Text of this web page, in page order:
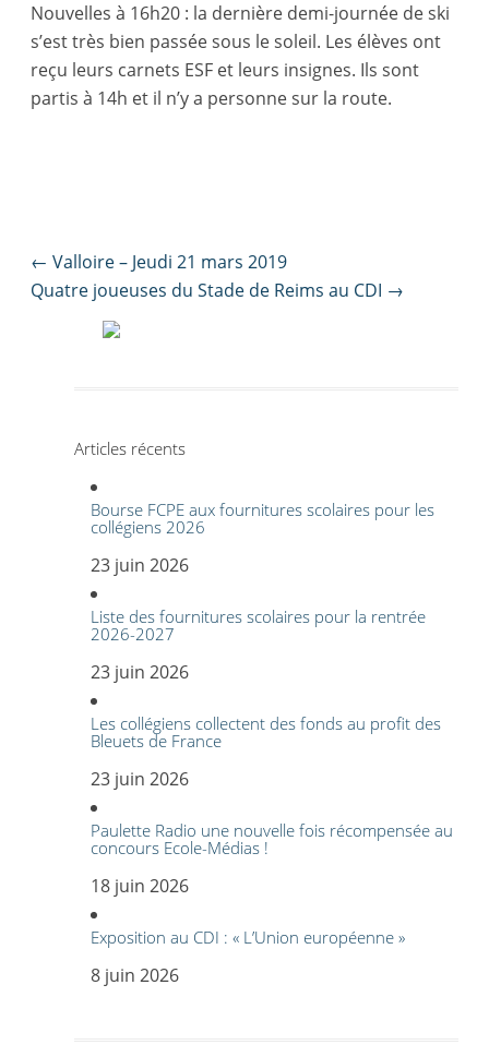
Nouvelles à 16h20 : la dernière demi-journée de ski
s’est très bien passée sous le soleil. Les élèves ont
reçu leurs carnets ESF et leurs insignes. Ils sont
partis à 14h et il n’y a personne sur la route.
Post
navigation
← Valloire – Jeudi 21 mars 2019
Quatre joueuses du Stade de Reims au CDI →
Articles récents
Bourse FCPE aux fournitures scolaires pour les
collégiens 2026
23 juin 2026
Liste des fournitures scolaires pour la rentrée
2026-2027
23 juin 2026
Les collégiens collectent des fonds au profit des
Bleuets de France
23 juin 2026
Paulette Radio une nouvelle fois récompensée au
concours Ecole-Médias !
18 juin 2026
Exposition au CDI : « L’Union européenne »
8 juin 2026